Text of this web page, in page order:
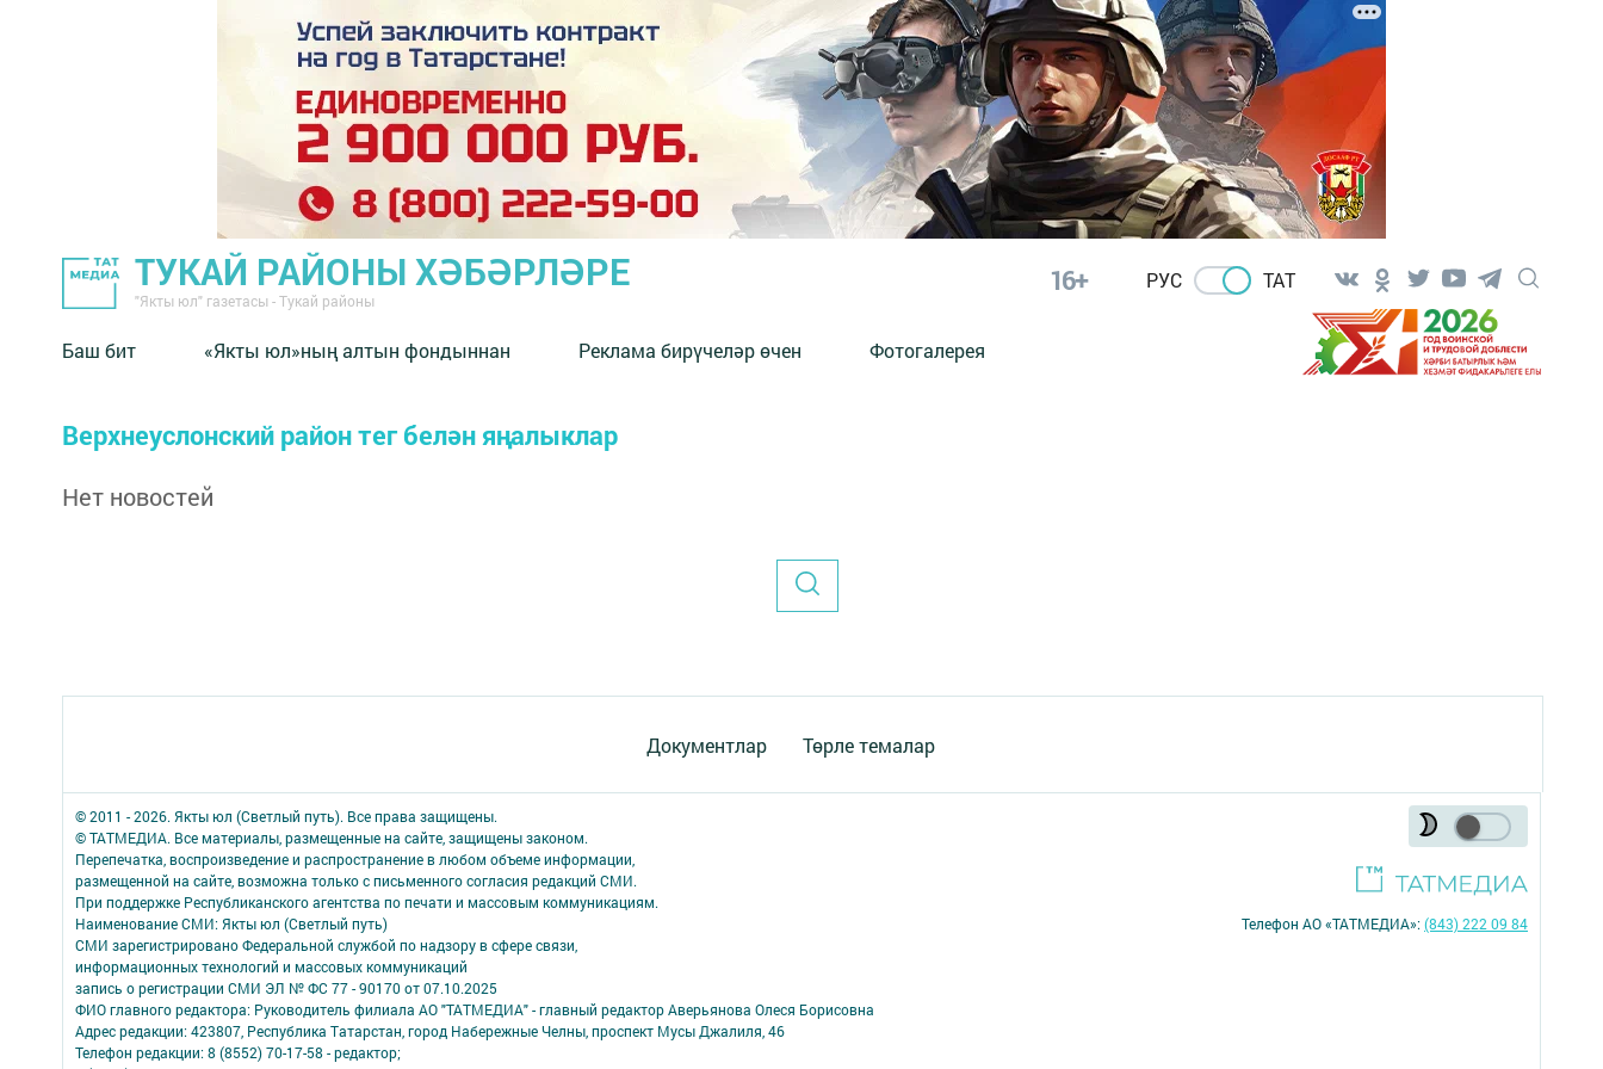
ТУКАЙ РАЙОНЫ ХӘБӘРЛӘРЕ
"Якты юл" газетасы - Тукай районы
16+ РУС ТАТ
Баш бит «Якты юл»ның алтын фондыннан Реклама бирүчеләр өчен Фотогалерея
Верхнеуслонский район тег белән яңалыклар
Нет новостей
Документлар Төрле темалар
© 2011 - 2026. Якты юл (Светлый путь). Все права защищены.
© ТАТМЕДИА. Все материалы, размещенные на сайте, защищены законом.
Перепечатка, воспроизведение и распространение в любом объеме информации,
размещенной на сайте, возможна только с письменного согласия редакций СМИ.
При поддержке Республиканского агентства по печати и массовым коммуникациям.
Наименование СМИ: Якты юл (Светлый путь)
СМИ зарегистрировано Федеральной службой по надзору в сфере связи,
информационных технологий и массовых коммуникаций
запись о регистрации СМИ ЭЛ № ФС 77 - 90170 от 07.10.2025
ФИО главного редактора: Руководитель филиала АО "ТАТМЕДИА" - главный редактор Аверьянова Олеся Борисовна
Адрес редакции: 423807, Республика Татарстан, город Набережные Челны, проспект Мусы Джалиля, 46
Телефон редакции: 8 (8552) 70-17-58 - редактор;
Телефон АО «ТАТМЕДИА»:(843) 222 09 84